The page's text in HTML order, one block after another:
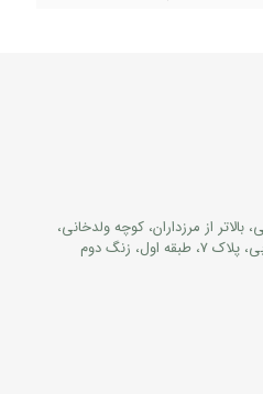
بالاتر از مرزداران، کوچه ولدخانی،
زنگ دوم